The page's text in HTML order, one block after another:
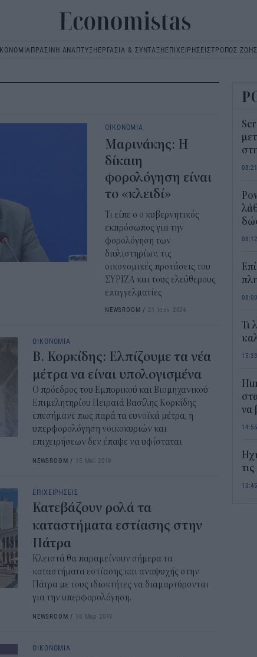
ΠΡΑΣΙΝΗ ΑΝΑΠΤΥΞΗΕΡΓΑΣΙΑ & ΣΥΝΤΑΞΗΕΠΙΧΕΙΡΗΣΕΙΣΤΡΟΠΟΣ ΖΩΗΣ
ΟΙΚΟΝΟΜΙΑ
Μαρινάκης: Η
δίκαιη
φορολόγηση είναι
το «κλειδί»
Τι είπε ο ο κυβερνητικός
εκπρόσωπος για την
φορολόγηση των
διυλιστηρίων, τις
οικονομικές προτάσεις του
ΣΥΡΙΖΑ και τους ελεύθερους
επαγγελματίες
NEWSROOM / 21 Ιουν 2024
ΟΙΚΟΝΟΜΙΑ
Β. Κορκίδης: Ελπίζουμε τα νέα
μέτρα να είναι υπολογισμένα
Ο πρόεδρος του Εμπορικού και Βιομηχανικού
Επιμελητηρίου Πειραιά Βασίλης Κορκίδης
επεσήμανε πως παρά τα ευνοϊκά μέτρα, η
υπερφορολόγηση νοικοκυριών και
επιχειρήσεων δεν έπαψε να υφίσταται
NEWSROOM / 15 Μαΐ 2019
ΕΠΙΧΕΙΡΗΣΕΙΣ
Κατεβάζουν ρολά τα
καταστήματα εστίασης στην
Πάτρα
Κλειστά θα παραμείνουν σήμερα τα
καταστήματα εστίασης και αναψυχής στην
Πάτρα με τους ιδιοκτήτες να διαμαρτύρονται
για την υπερφορολόγηση.
NEWSROOM / 18 Μαρ 2019
ΟΙΚΟΝΟΜΙΑ
08:21
08:12
08:00
Τι
15:33
να
14:55
13:45